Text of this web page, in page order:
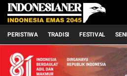
PERISTIWA TRADISI FESTIVAL